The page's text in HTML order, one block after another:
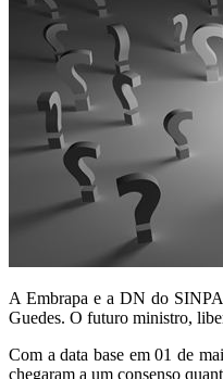
A Embrapa e a DN do
Guedes. O futuro ministro,
Com a data base em 01 de
chegaram a um consenso